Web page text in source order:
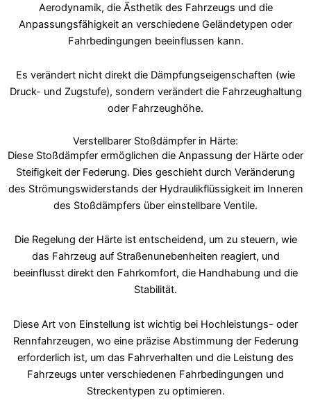
Aerodynamik, die Ästhetik des Fahrzeugs und die
Anpassungsfähigkeit an verschiedene Geländetypen oder
Fahrbedingungen beeinflussen kann.
Es verändert nicht direkt die Dämpfungseigenschaften (wie
Druck- und Zugstufe), sondern verändert die Fahrzeughaltung
oder Fahrzeughöhe.
Verstellbarer Stoßdämpfer in Härte:
Diese Stoßdämpfer ermöglichen die Anpassung der Härte oder
Steifigkeit der Federung. Dies geschieht durch Veränderung
des Strömungswiderstands der Hydraulikflüssigkeit im Inneren
des Stoßdämpfers über einstellbare Ventile.
Die Regelung der Härte ist entscheidend, um zu steuern, wie
das Fahrzeug auf Straßenunebenheiten reagiert, und
beeinflusst direkt den Fahrkomfort, die Handhabung und die
Stabilität.
Diese Art von Einstellung ist wichtig bei Hochleistungs- oder
Rennfahrzeugen, wo eine präzise Abstimmung der Federung
erforderlich ist, um das Fahrverhalten und die Leistung des
Fahrzeugs unter verschiedenen Fahrbedingungen und
Streckentypen zu optimieren.